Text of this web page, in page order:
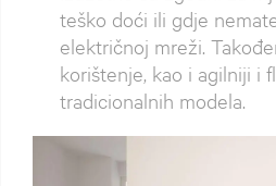
teško doći ili gdje
električnoj mreži.
korištenje, kao i agilniji i
tradicionalnih modela.